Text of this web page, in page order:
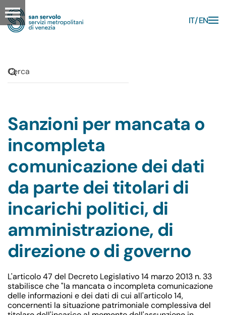
Skip to main content
IT EN
Sanzioni per mancata o
incompleta
comunicazione dei dati
da parte dei titolari di
incarichi politici, di
amministrazione, di
direzione o di governo
L'articolo 47 del Decreto Legislativo 14 marzo 2013 n. 33
stabilisce che "la mancata o incompleta comunicazione
delle informazioni e dei dati di cui all'articolo 14,
concernenti la situazione patrimoniale complessiva del